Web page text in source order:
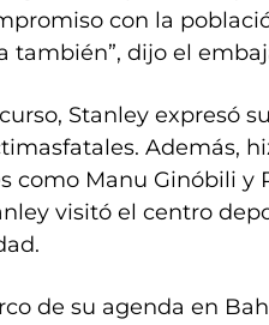
con la
también”, dijo el
Stanley expresó
Además,
como Manu Ginóbili y
visitó el centro
de su agenda en